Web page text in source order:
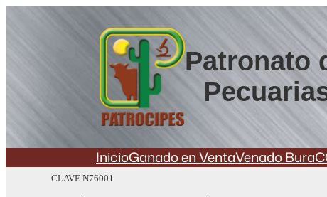
Patronato
InicioGanado en VentaVenado Bura
CLAVE N76001